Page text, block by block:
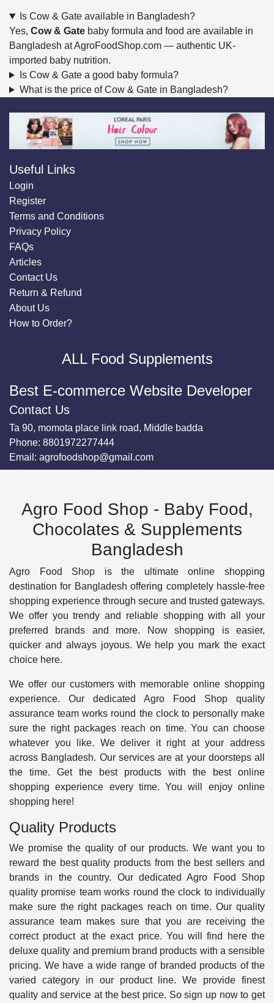
Is Cow & Gate available in Bangladesh?
Yes, Cow & Gate baby formula and food are available in
Bangladesh at AgroFoodShop.com — authentic UK-
imported baby nutrition.
Is Cow & Gate a good baby formula?
What is the price of Cow & Gate in Bangladesh?
Useful Links
Login
Register
Terms and Conditions
Privacy Policy
FAQs
Articles
Contact Us
Return & Refund
About Us
How to Order?
ALL Food Supplements
Best E-commerce Website Developer
Contact Us
Ta 90, momota place link road, Middle badda
Phone: 8801972277444
Email: agrofoodshop@gmail.com
Agro Food Shop - Baby Food,
Chocolates & Supplements
Bangladesh
Agro Food Shop is the ultimate online shopping
destination for Bangladesh offering completely hassle-free
shopping experience through secure and trusted gateways.
We offer you trendy and reliable shopping with all your
preferred brands and more. Now shopping is easier,
quicker and always joyous. We help you mark the exact
choice here.
We offer our customers with memorable online shopping
experience. Our dedicated Agro Food Shop quality
assurance team works round the clock to personally make
sure the right packages reach on time. You can choose
whatever you like. We deliver it right at your address
across Bangladesh. Our services are at your doorsteps all
the time. Get the best products with the best online
shopping experience every time. You will enjoy online
shopping here!
Quality Products
We promise the quality of our products. We want you to
reward the best quality products from the best sellers and
brands in the country. Our dedicated Agro Food Shop
quality promise team works round the clock to individually
make sure the right packages reach on time. Our quality
assurance team makes sure that you are receiving the
correct product at the exact price. You will find here the
deluxe quality and premium brand products with a sensible
pricing. We have a wide range of branded products of the
varied category in our product line. We provide finest
quality and service at the best price. So sign up now to get